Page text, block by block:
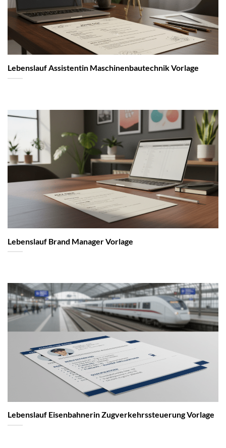
Lebenslauf Assistentin Maschinenbautechnik Vorlage
Lebenslauf Brand Manager Vorlage
Lebenslauf Eisenbahnerin Zugverkehrssteuerung Vorlage